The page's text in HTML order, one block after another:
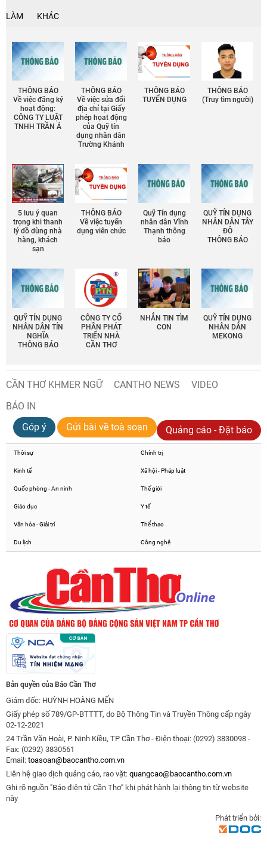
LÀM KHÁC
THÔNG BÁO
Về việc đăng ký
hoạt động:
CÔNG TY LUẬT
TNHH TRẦN Á
THÔNG BÁO
Về việc sửa đổi
địa chỉ tại Giấy
phép họat động
của Quỹ tín
dụng nhân dân
Trường Khánh
THÔNG BÁO
TUYỂN DỤNG
THÔNG BÁO
(Truy tìm người)
5 lưu ý quan
trọng khi thanh
lý đồ dùng nhà
hàng, khách
sạn
THÔNG BÁO
Về việc tuyển
dụng viên chức
Quỹ Tín dụng
nhân dân Vĩnh
Thạnh thông
báo
QUỸ TÍN DỤNG
NHÂN DÂN TÂY
ĐÔ
THÔNG BÁO
QUỸ TÍN DỤNG
NHÂN DÂN TÍN
NGHĨA
THÔNG BÁO
CÔNG TY CỔ
PHẦN PHÁT
TRIỂN NHÀ
CẦN THƠ
NHẮN TIN TÌM
CON
QUỸ TÍN DỤNG
NHÂN DÂN
MEKONG
CẦN THƠ KHMER NGỮ CANTHO NEWS
VIDEO
BÁO IN
Góp ý
Gửi bài về toà soạn Quảng cáo - Đặt báo
Thời sự Chính trị
Kinh tế Xã hội - Pháp luật
Quốc phòng - An ninh Thế giới
Giáo dục Y tế
Văn hóa - Giải trí Thể thao
Du lịch Công nghệ
Bản quyền của Báo Cần Thơ
Giám đốc: HUỲNH HOÀNG MẾN
Giấy phép số 789/GP-BTTTT, do Bộ Thông Tin và Truyền Thông cấp ngày
02-12-2021
24 Trần Văn Hoài, P. Ninh Kiều, TP Cần Thơ - Điện thoại: (0292) 3830098 -
Fax: (0292) 3830561
Email: toasoan@baocantho.com.vn
Liên hệ giao dịch quảng cáo, rao vặt: quangcao@baocantho.com.vn
Ghi rõ nguồn "Báo điện tử Cần Thơ" khi phát hành lại thông tin từ website
này
Phát triển bởi: